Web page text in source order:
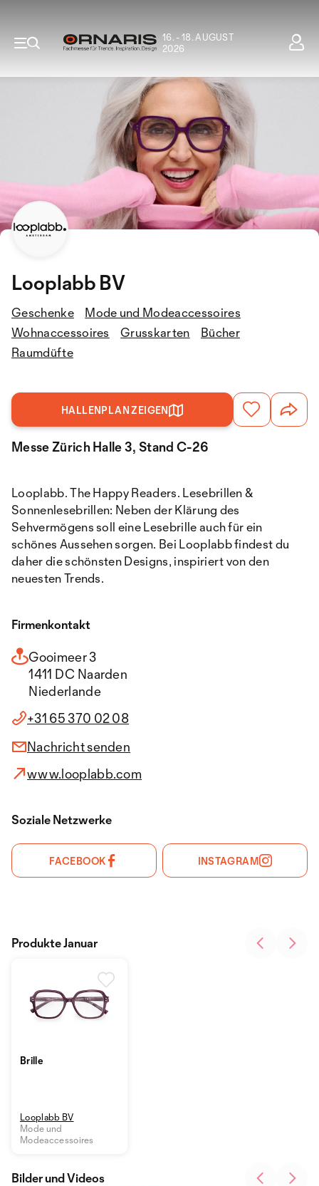
16. - 18. AUGUST
2026
Looplabb BV
Geschenke
Mode und Modeaccessoires
Wohnaccessoires
Grusskarten
Bücher
Raumdüfte
HALLENPLAN ZEIGEN
Messe Zürich Halle 3, Stand C-26
Looplabb. The Happy Readers. Lesebrillen &
Sonnenlesebrillen: Neben der Klärung des
Sehvermögens soll eine Lesebrille auch für ein
schönes Aussehen sorgen. Bei Looplabb findest du
daher die schönsten Designs, inspiriert von den
neuesten Trends.
Firmenkontakt
Gooimeer 3
1411 DC Naarden
Niederlande
+31 65 370 02 08
Nachricht senden
www.looplabb.com
Soziale Netzwerke
FACEBOOK INSTAGRAM
Brille
Looplabb BV
Mode und
Modeaccessoires
Produkte Januar
Bilder und Videos